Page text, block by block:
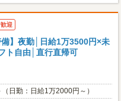
迎
備】夜勤│日給1万3500円×未
ト自由│直行直帰可
日勤：日給1万2000円～）